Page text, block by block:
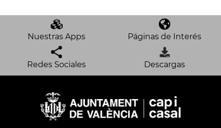
Nuestras Apps Páginas de Interés
Redes Sociales Descargas